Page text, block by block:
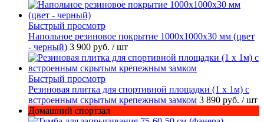
Быстрый просмотр
Напольное резиновое покрытие 1000х1000х30 мм (цвет
- черный) 3 900 руб. / шт
Быстрый просмотр
Резиновая плитка для спортивной площадки (1 х 1м) с
встроенным скрытым крепежным замком 3 890 руб. / шт
Домашний спортзал